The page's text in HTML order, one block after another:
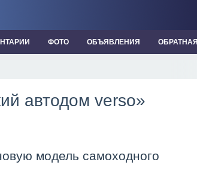
ФОТО ОБЪЯВЛЕНИЯ
автодом verso»
модель самоходного